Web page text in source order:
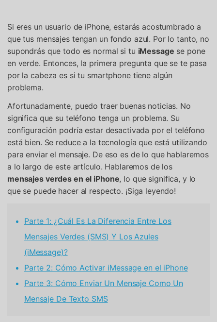
Reparación de Móviles
Protección del Móvil
Encuentra Más Soluciones
Si eres un usuario de iPhone, estarás acostumbrado a
que tus mensajes tengan un fondo azul. Por lo tanto, no
supondrás que todo es normal si tu iMessage se pone
en verde. Entonces, la primera pregunta que se te pasa
por la cabeza es si tu smartphone tiene algún
problema.
Afortunadamente, puedo traer buenas noticias. No
significa que su teléfono tenga un problema. Su
configuración podría estar desactivada por el teléfono
está bien. Se reduce a la tecnología que está utilizando
para enviar el mensaje. De eso es de lo que hablaremos
a lo largo de este artículo. Hablaremos de los
mensajes verdes en el iPhone, lo que significa, y lo
que se puede hacer al respecto. ¡Siga leyendo!
Parte 1: ¿Cuál Es La Diferencia Entre Los
Mensajes Verdes (SMS) Y Los Azules
(iMessage)?
Parte 2: Cómo Activar iMessage en el iPhone
Parte 3: Cómo Enviar Un Mensaje Como Un
Mensaje De Texto SMS